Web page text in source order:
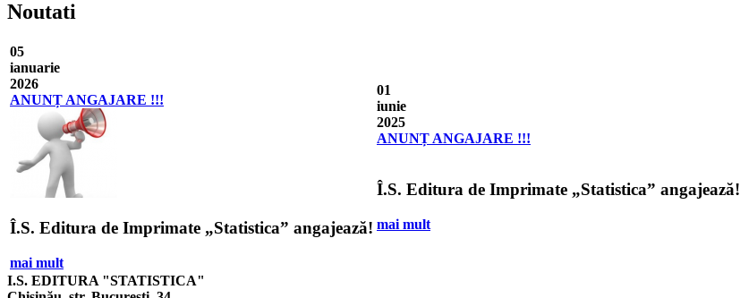
Noutati
05
ianuarie
2026
ANUNȚ ANGAJARE !!!
Î.S. Editura de Imprimate „Statistica” angajează!
mai mult
01
iunie
2025
ANUNȚ ANGAJARE !!!
Î.S. Editura de Imprimate „Statistica” angajează!
mai mult
I.S. EDITURA "STATISTICA"